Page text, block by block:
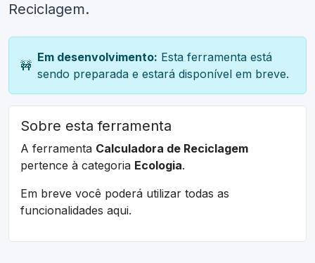
Reciclagem.
🚧
Em desenvolvimento: Esta ferramenta está
sendo preparada e estará disponível em breve.
Sobre esta ferramenta
A ferramenta Calculadora de Reciclagem
pertence à categoria Ecologia.
Em breve você poderá utilizar todas as
funcionalidades aqui.